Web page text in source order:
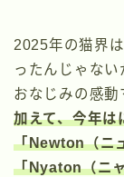
2025年の猫界
ったんじゃな
おなじみの感動
加えて、今年は
「Newton（ニ
「Nyaton（ニ